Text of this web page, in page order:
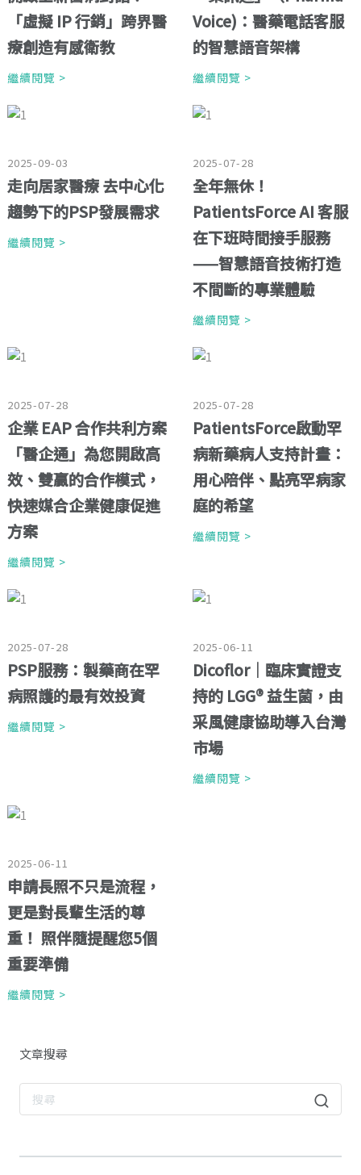
「虛擬 IP 行銷」跨界醫
療創造有感衛教
繼續閱覽 >
Voice)：醫藥電話客服
的智慧語音架構
繼續閱覽 >
2025-09-03
走向居家醫療 去中心化
趨勢下的PSP發展需求
繼續閱覽 >
2025-07-28
全年無休！
PatientsForce AI 客服
在下班時間接手服務
——智慧語音技術打造
不間斷的專業體驗
繼續閱覽 >
2025-07-28
企業 EAP 合作共利方案
「醫企通」為您開啟高
效、雙贏的合作模式，
快速媒合企業健康促進
方案
繼續閱覽 >
2025-07-28
PatientsForce啟動罕
病新藥病人支持計畫：
用心陪伴、點亮罕病家
庭的希望
繼續閱覽 >
2025-07-28
PSP服務：製藥商在罕
病照護的最有效投資
繼續閱覽 >
2025-06-11
Dicoflor｜臨床實證支
持的 LGG® 益生菌，由
采風健康協助導入台灣
市場
繼續閱覽 >
2025-06-11
申請長照不只是流程，
更是對長輩生活的尊
重！ 照伴隨提醒您5個
重要準備
繼續閱覽 >
文章搜尋